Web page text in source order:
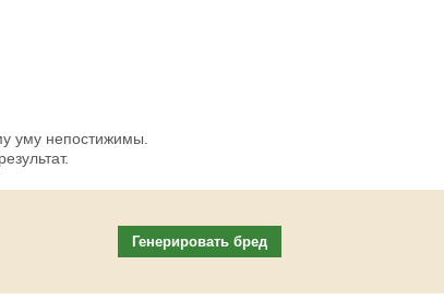
уму непостижимы.
Генерировать бред